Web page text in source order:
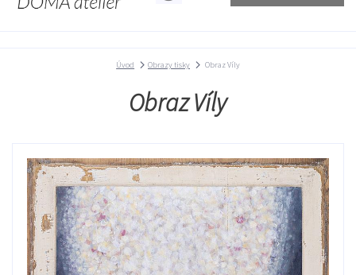
Úvod Obrazy tisky Obraz Víly
Obraz Víly